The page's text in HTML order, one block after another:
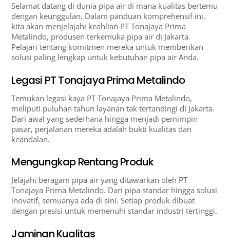
Selamat datang di dunia pipa air di mana kualitas bertemu
dengan keunggulan. Dalam panduan komprehensif ini,
kita akan menjelajahi keahlian PT Tonajaya Prima
Metalindo, produsen terkemuka pipa air di Jakarta.
Pelajari tentang komitmen mereka untuk memberikan
solusi paling lengkap untuk kebutuhan pipa air Anda.
Legasi PT Tonajaya Prima Metalindo
Temukan legasi kaya PT Tonajaya Prima Metalindo,
meliputi puluhan tahun layanan tak tertandingi di Jakarta.
Dari awal yang sederhana hingga menjadi pemimpin
pasar, perjalanan mereka adalah bukti kualitas dan
keandalan.
Mengungkap Rentang Produk
Jelajahi beragam pipa air yang ditawarkan oleh PT
Tonajaya Prima Metalindo. Dari pipa standar hingga solusi
inovatif, semuanya ada di sini. Setiap produk dibuat
dengan presisi untuk memenuhi standar industri tertinggi.
Jaminan Kualitas